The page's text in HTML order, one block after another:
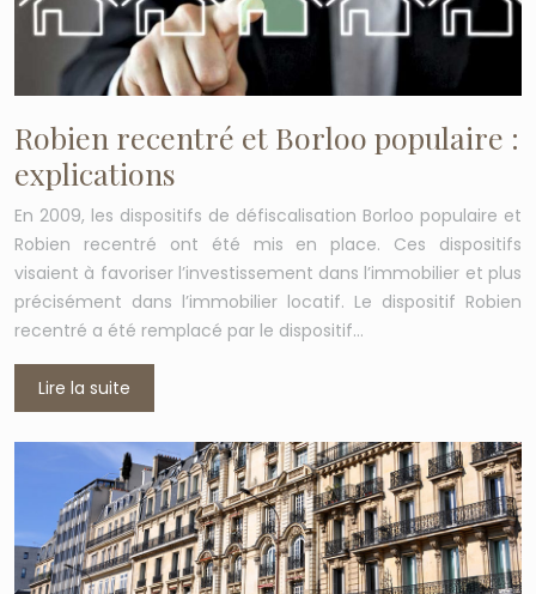
Robien recentré et Borloo populaire :
explications
En 2009, les dispositifs de défiscalisation Borloo populaire et
Robien recentré ont été mis en place. Ces dispositifs
visaient à favoriser l’investissement dans l’immobilier et plus
précisément dans l’immobilier locatif. Le dispositif Robien
recentré a été remplacé par le dispositif…
Lire la suite